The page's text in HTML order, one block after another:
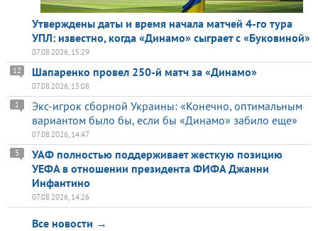
Утверждены даты и время начала матчей 4-го тура
УПЛ: известно, когда «Динамо» сыграет с «Буковиной»
07.08.2026, 15:29
Шапаренко провел 250-й матч за «Динамо»
12
07.08.2026, 15:08
Экс-игрок сборной Украины: «Конечно, оптимальным
вариантом было бы, если бы «Динамо» забило еще»
1
07.08.2026, 14:47
УАФ полностью поддерживает жесткую позицию
УЕФА в отношении президента ФИФА Джанни
Инфантино
5
07.08.2026, 14:26
Все новости →